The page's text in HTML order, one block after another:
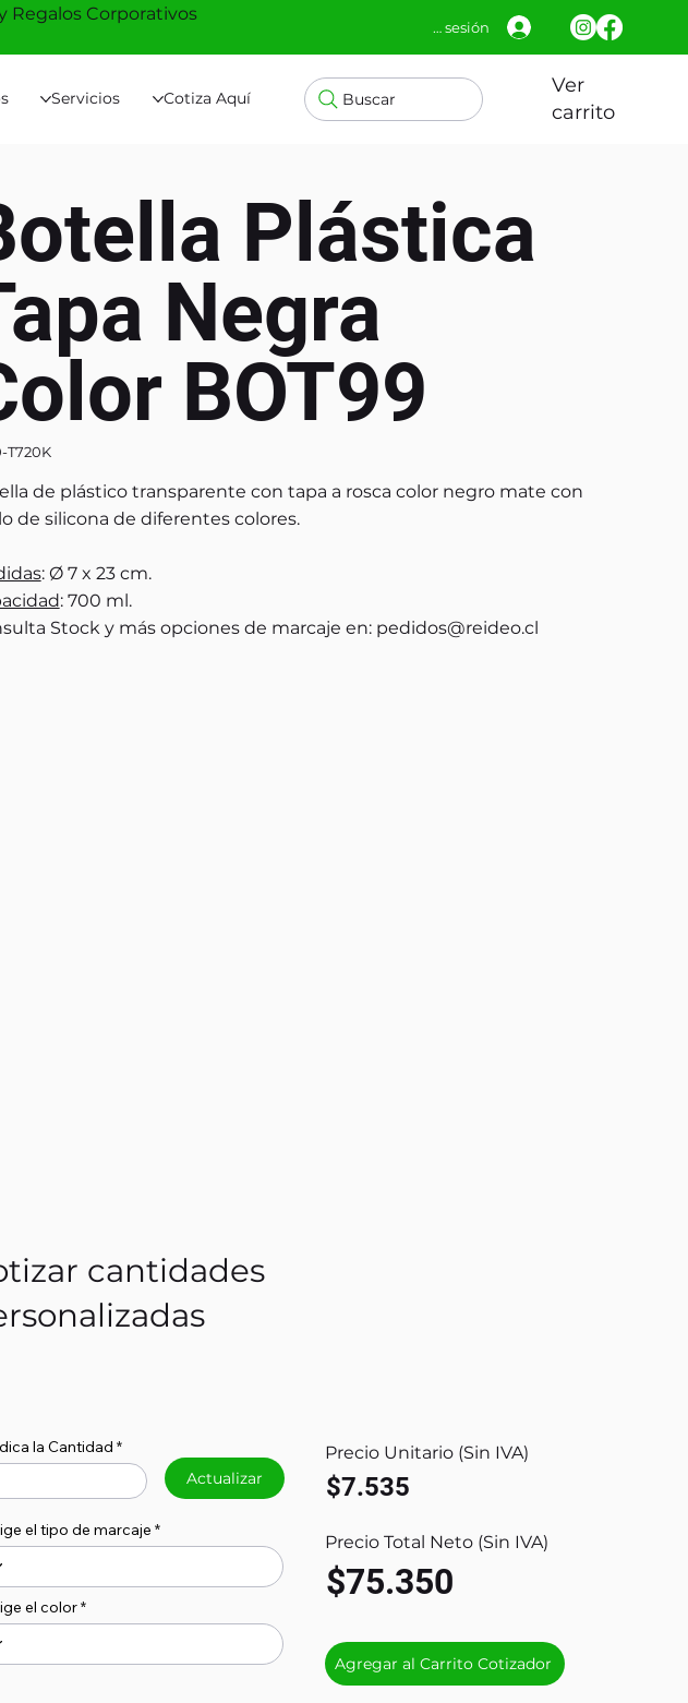
Servicios Cotiza Aquí Buscar
Ver
carrito
Regalos Corporativos
Iniciar sesión
Plástica
Negra
BOT99
T720K
de plástico transparente con tapa a rosca color negro mate con
de silicona de diferentes colores.
: Ø 7 x 23 cm.
: 700 ml.
Stock y más opciones de marcaje en: pedidos@reideo.cl
cantidades
la Cantidad
Actualizar
el tipo de marcaje
el color
Precio Unitario (Sin IVA)
$7.535
Precio Total Neto (Sin IVA)
$75.350
Agregar al Carrito Cotizador